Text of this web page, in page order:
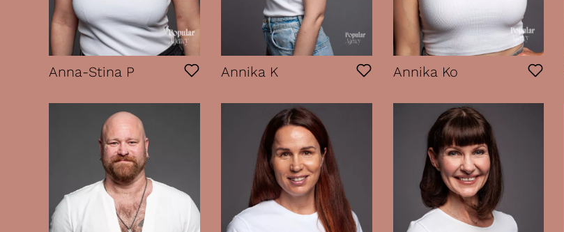
Anna-Stina P Annika K Annika Ko